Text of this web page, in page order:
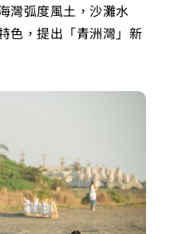
灣弧度風土，沙灘水
色，提出「青洲灣」新